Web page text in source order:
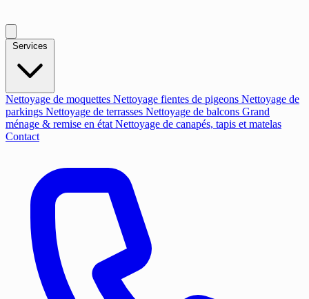
Nettoyage de moquettes Nettoyage fientes de pigeons Nettoyage de
parkings Nettoyage de terrasses Nettoyage de balcons Grand
ménage & remise en état Nettoyage de canapés, tapis et matelas
Contact